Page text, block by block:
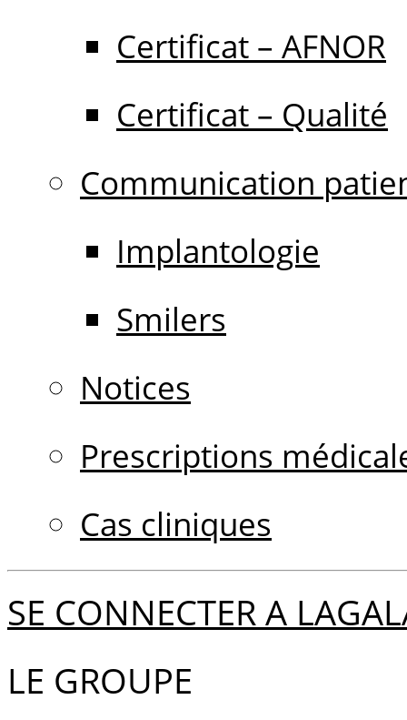
Certificat – AFNOR
Certificat – Qualité
Communication
Implantologie
Smilers
Notices
Prescriptions
Cas cliniques
SE CONNECTER A
LE GROUPE